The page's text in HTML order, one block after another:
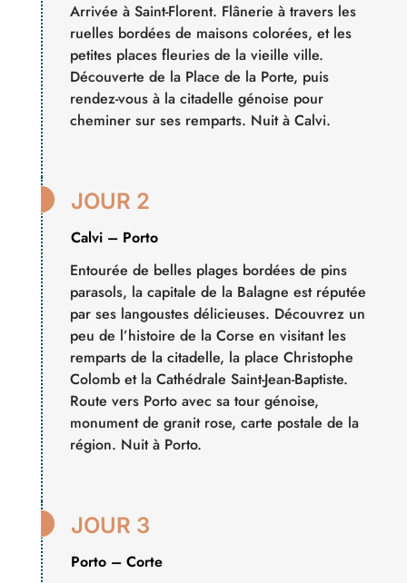
Arrivée à Saint-Florent. Flânerie à travers les
ruelles bordées de maisons colorées, et les
petites places fleuries de la vieille ville.
Découverte de la Place de la Porte, puis
rendez-vous à la citadelle génoise pour
cheminer sur ses remparts. Nuit à Calvi.
 JOUR 2
Calvi – Porto
Entourée de belles plages bordées de pins
parasols, la capitale de la Balagne est réputée
par ses langoustes délicieuses. Découvrez un
peu de l’histoire de la Corse en visitant les
remparts de la citadelle, la place Christophe
Colomb et la Cathédrale Saint-Jean-Baptiste.
Route vers Porto avec sa tour génoise,
monument de granit rose, carte postale de la
région. Nuit à Porto.
 JOUR 3
Porto – Corte